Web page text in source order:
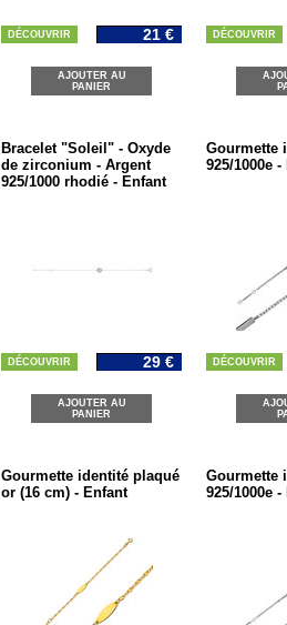
DÉCOUVRIR 21 €
AJOUTER AU
PANIER
DÉCOUVRIR
Bracelet "Soleil" - Oxyde
de zirconium - Argent
925/1000 rhodié - Enfant
DÉCOUVRIR 29 €
AJOUTER AU
PANIER
Gourmette
925/1000e
DÉCOUVRIR
Gourmette identité plaqué
or (16 cm) - Enfant
Gourmette
925/1000e